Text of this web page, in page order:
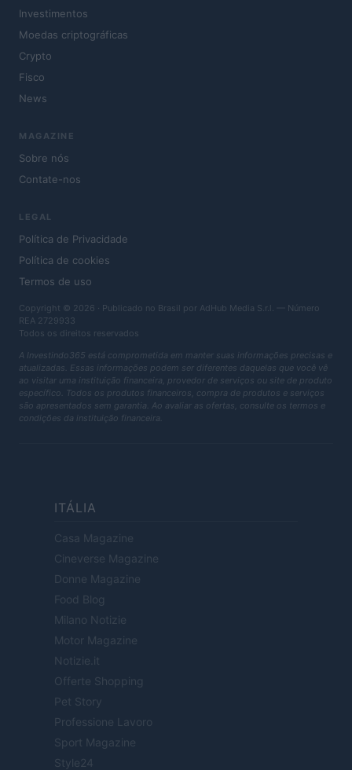
Investimentos
Moedas criptográficas
Crypto
Fisco
News
MAGAZINE
Sobre nós
Contate-nos
LEGAL
Política de Privacidade
Política de cookies
Termos de uso
Copyright © 2026 · Publicado no Brasil por AdHub Media S.r.l. — Número
REA 2729933
Todos os direitos reservados
A Investindo365 está comprometida em manter suas informações precisas e
atualizadas. Essas informações podem ser diferentes daquelas que você vê
ao visitar uma instituição financeira, provedor de serviços ou site de produto
específico. Todos os produtos financeiros, compra de produtos e serviços
são apresentados sem garantia. Ao avaliar as ofertas, consulte os termos e
condições da instituição financeira.
ITÁLIA
Casa Magazine
Cineverse Magazine
Donne Magazine
Food Blog
Milano Notizie
Motor Magazine
Notizie.it
Offerte Shopping
Pet Story
Professione Lavoro
Sport Magazine
Style24